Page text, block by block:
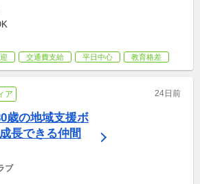
交通費支給 平日中心 教育格差
ア 24日前
歳の地域支援ボ
長できる仲間
ブ